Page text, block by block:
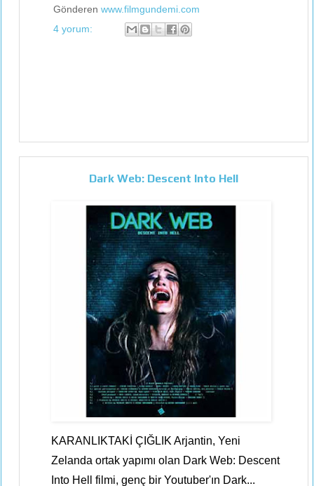
Gönderen www.filmgundemi.com
4 yorum:
Dark Web: Descent Into Hell
KARANLIKTAKİ ÇIĞLIK Arjantin, Yeni
Zelanda ortak yapımı olan Dark Web: Descent
Into Hell filmi, genç bir Youtuber'ın Dark...